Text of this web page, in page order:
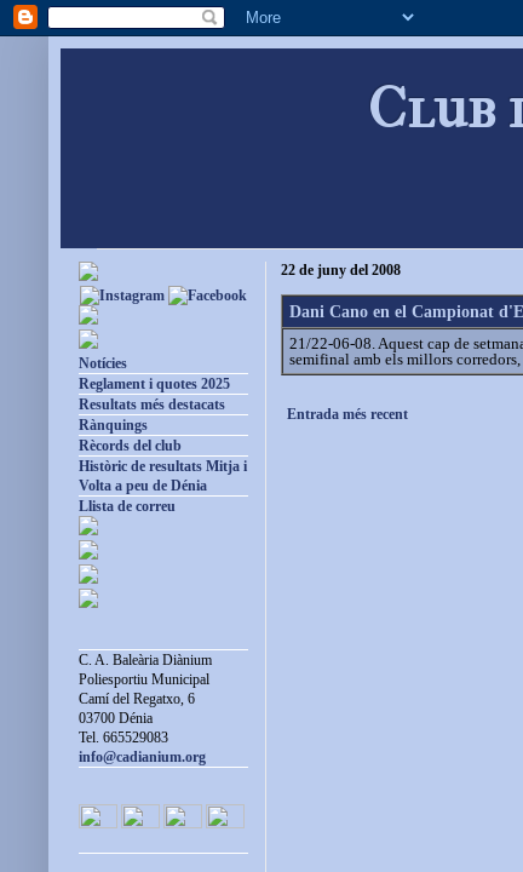
Club
22 de juny del 2008
Dani Cano en el Campionat
21/22-06-08. Aquest cap de
semifinal amb els millors
Entrada més recent
Notícies
Reglament i quotes 2025
Resultats més destacats
Rànquings
Rècords del club
Històric de resultats Mitja i
Volta a peu de Dénia
Llista de correu
C. A. Baleària Diànium
Poliesportiu Municipal
Camí del Regatxo, 6
03700 Dénia
Tel. 665529083
info@cadianium.org